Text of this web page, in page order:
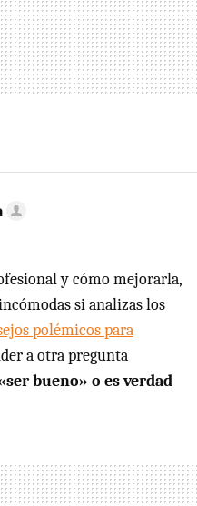
y cómo mejorarla,
si analizas los
polémicos para
a otra pregunta
bueno» o es verdad